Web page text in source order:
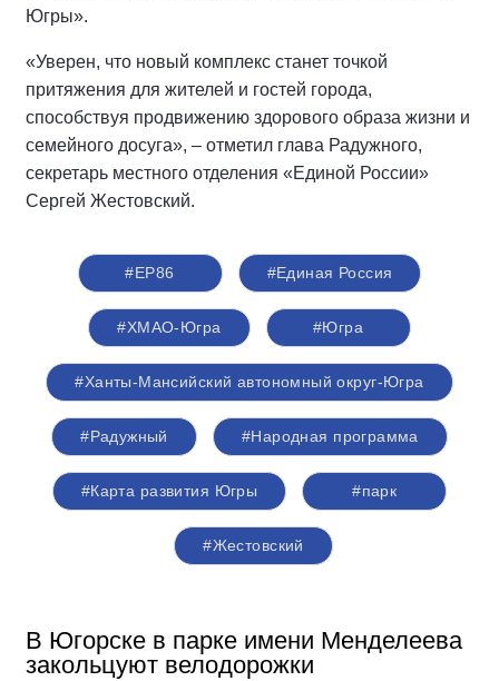
Югры».
«Уверен, что новый комплекс станет точкой
притяжения для жителей и гостей города,
способствуя продвижению здорового образа жизни и
семейного досуга», – отметил глава Радужного,
секретарь местного отделения «Единой России»
Сергей Жестовский.
#ЕР86 #Единая Россия
#ХМАО-Югра #Югра
#Ханты-Мансийский автономный округ-Югра
#Радужный #Народная программа
#Карта развития Югры #парк
#Жестовский
В Югорске в парке имени Менделеева
закольцуют велодорожки